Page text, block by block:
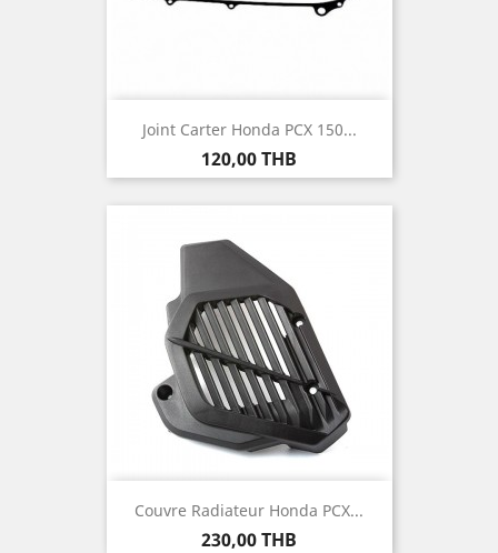
Joint Carter Honda PCX 150...
Prix
120,00 THB
Couvre Radiateur Honda PCX...
Prix
230,00 THB